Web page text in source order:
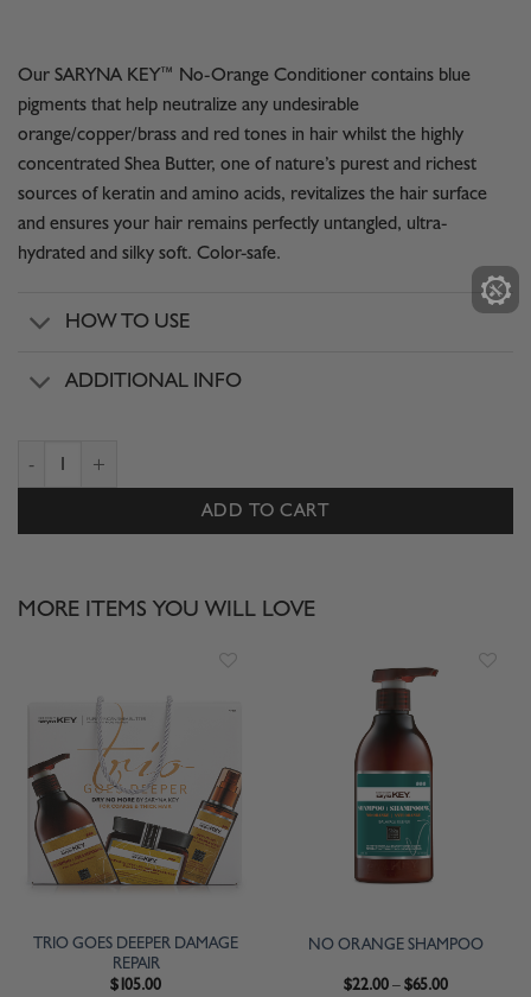
Our SARYNA KEY™ No-Orange Conditioner contains blue
pigments that help neutralize any undesirable
orange/copper/brass and red tones in hair whilst the highly
concentrated Shea Butter, one of nature’s purest and richest
sources of keratin and amino acids, revitalizes the hair surface
and ensures your hair remains perfectly untangled, ultra-
hydrated and silky soft. Color-safe.
HOW TO USE
ADDITIONAL INFO
NO ORANGE CONDITIONER 1,000 ml quantity
ADD TO CART
MORE ITEMS YOU WILL LOVE
TRIO GOES DEEPER DAMAGE
REPAIR
$105.00
NO ORANGE SHAMPOO
$22.00–$65.00